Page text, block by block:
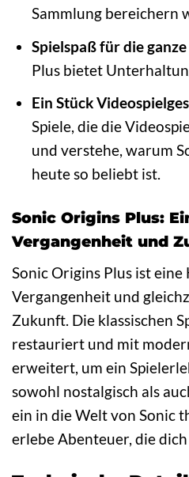
Sammlung bereichern
Spielspaß für die
Plus bietet
Ein Stück
Spiele, die die
und verstehe, warum
heute so beliebt ist.
Sonic Origins Plus:
Vergangenheit und
Sonic Origins Plus ist eine
Vergangenheit und
Zukunft. Die klassischen
restauriert und mit
erweitert, um ein
sowohl nostalgisch als
ein in die Welt von Sonic
erlebe Abenteuer, die